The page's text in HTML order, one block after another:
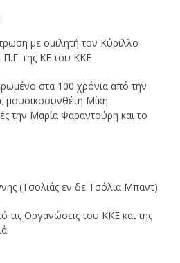
με ομιλητή τον Κύριλλο
της ΚΕ του ΚΚΕ
στα 100 χρόνια από την
μουσικοσυνθέτη Μίκη
την Μαρία Φαραντούρη και το
(Τσολιάς εν δε Τσόλια Μπαντ)
τις Οργανώσεις του ΚΚΕ και της